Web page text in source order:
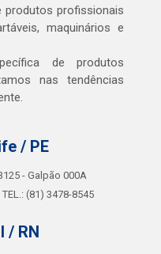
profissionais
maquinários e
de produtos
nas tendências
/ PE
- Galpão 000A
(81) 3478-8545
/ RN